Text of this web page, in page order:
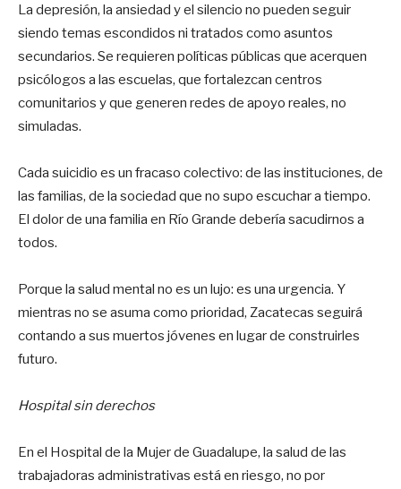
La depresión, la ansiedad y el silencio no pueden seguir
siendo temas escondidos ni tratados como asuntos
secundarios. Se requieren políticas públicas que acerquen
psicólogos a las escuelas, que fortalezcan centros
comunitarios y que generen redes de apoyo reales, no
simuladas.
Cada suicidio es un fracaso colectivo: de las instituciones, de
las familias, de la sociedad que no supo escuchar a tiempo.
El dolor de una familia en Río Grande debería sacudirnos a
todos.
Porque la salud mental no es un lujo: es una urgencia. Y
mientras no se asuma como prioridad, Zacatecas seguirá
contando a sus muertos jóvenes en lugar de construirles
futuro.
Hospital sin derechos
En el Hospital de la Mujer de Guadalupe, la salud de las
trabajadoras administrativas está en riesgo, no por